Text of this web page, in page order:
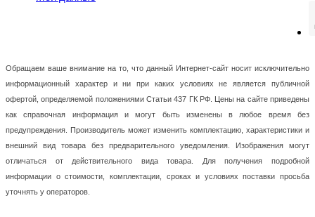
Обращаем ваше внимание на то, что данный Интернет-сайт носит исключительно
информационный характер и ни при каких условиях не является публичной
офертой, определяемой положениями Статьи 437 ГК РФ. Цены на сайте приведены
как справочная информация и могут быть изменены в любое время без
предупреждения. Производитель может изменить комплектацию, характеристики и
внешний вид товара без предварительного уведомления. Изображения могут
отличаться от действительного вида товара. Для получения подробной
информации о стоимости, комплектации, сроках и условиях поставки просьба
уточнять у операторов.